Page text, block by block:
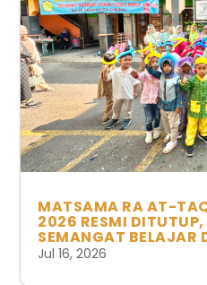
MATSAMA RA AT-
2026 RESMI
SEMANGAT BELAJAR
Jul 16, 2026